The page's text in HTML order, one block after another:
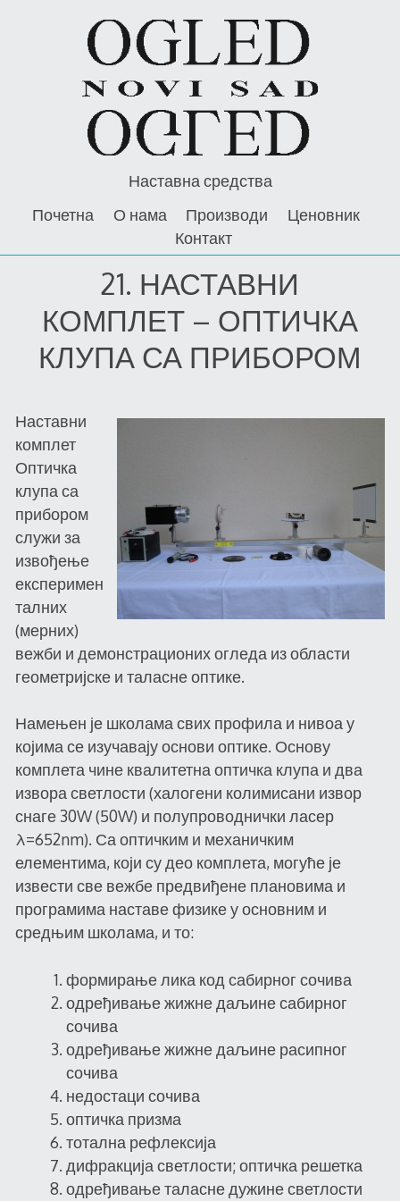
Наставна средства
Почетна
О нама Производи
Ценовник
Контакт
21. НАСТАВНИ
КОМПЛЕТ – ОПТИЧКА
КЛУПА СА ПРИБОРОМ
Наставни
комплет
Оптичка
клупа са
прибором
служи за
извођење
експеримен
талних
(мерних)
вежби и демонстрационих огледа из области
геометријске и таласне оптике.
Намењен је школама свих профила и нивоа у
којима се изучавају основи оптике. Основу
комплета чине квалитетна оптичка клупа и два
извора светлости (халогени колимисани извор
снаге 30W (50W) и полупроводнички ласер
λ=652nm). Са оптичким и механичким
елементима, који су део комплета, могуће је
извести све вежбе предвиђене плановима и
програмима наставе физике у основним и
средњим школама, и то:
формирање лика код сабирног сочива
одређивање жижне даљине сабирног
сочива
одређивање жижне даљине расипног
сочива
недостаци сочива
оптичка призма
тотална рефлексија
дифракција светлости; оптичка решетка
одређивање таласне дужине светлости